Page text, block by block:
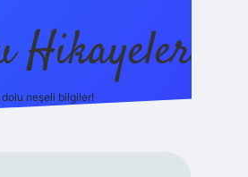
Hikayeler
dolu neşeli bilgiler!